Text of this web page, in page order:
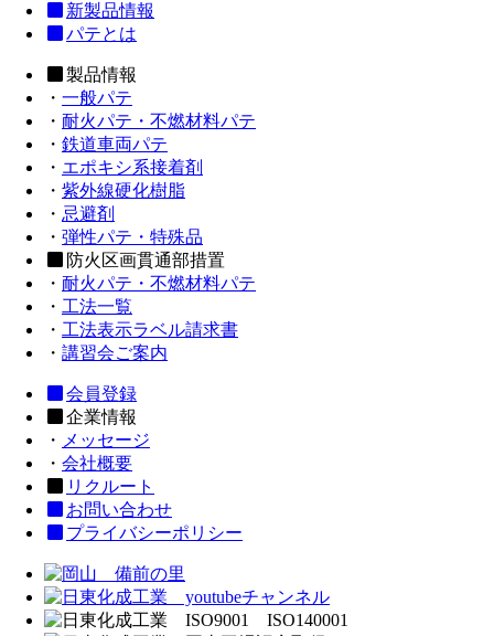
新製品情報
パテとは
製品情報
・ 一般パテ
・ 耐火パテ・不燃材料パテ
・ 鉄道車両パテ
・ エポキシ系接着剤
・ 紫外線硬化樹脂
・ 忌避剤
・ 弾性パテ・特殊品
防火区画貫通部措置
・ 耐火パテ・不燃材料パテ
・ 工法一覧
・ 工法表示ラベル請求書
・ 講習会ご案内
会員登録
企業情報
・ メッセージ
・ 会社概要
リクルート
お問い合わせ
プライバシーポリシー